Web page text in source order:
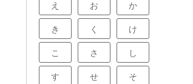
え お か
き く け
こ さ し
す せ そ